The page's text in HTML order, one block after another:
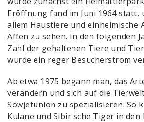
Eröffnung fand im Juni 1964 statt,
allem Haustiere und einheimische
Affen zu sehen. In den folgenden
Zahl der gehaltenen Tiere und
wurde ein reger Besucherstrom
Ab etwa 1975 begann man, das
verändern und sich auf die
Sowjetunion zu spezialisieren. So
Kulane und Sibirische Tiger in den